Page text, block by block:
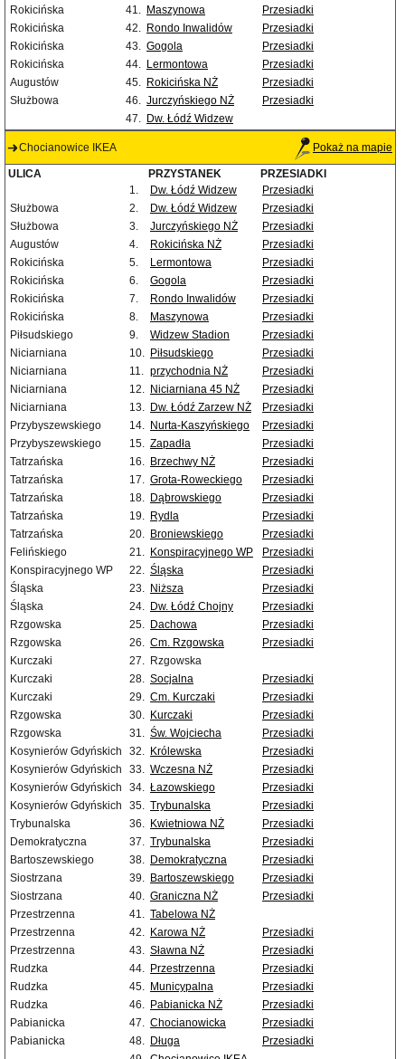
Rokicińska
41. Maszynowa
Przesiadki
Rokicińska
42. Rondo Inwalidów
Przesiadki
Rokicińska
43. Gogola
Przesiadki
Rokicińska
44. Lermontowa
Przesiadki
Augustów
45. Rokicińska NŻ
Przesiadki
Służbowa
46. Jurczyńskiego NŻ
Przesiadki
47. Dw. Łódź Widzew
Chocianowice IKEA Pokaż na mapie
ULICA PRZYSTANEK
PRZESIADKI
1.
Dw. Łódź Widzew
Przesiadki
Służbowa
2. Dw. Łódź Widzew
Przesiadki
Służbowa
3. Jurczyńskiego NŻ
Przesiadki
Augustów
4. Rokicińska NŻ
Przesiadki
Rokicińska
5. Lermontowa
Przesiadki
Rokicińska
6. Gogola
Przesiadki
Rokicińska
7. Rondo Inwalidów
Przesiadki
Rokicińska
8. Maszynowa
Przesiadki
Piłsudskiego
9. Widzew Stadion
Przesiadki
Niciarniana
10. Piłsudskiego
Przesiadki
Niciarniana
11. przychodnia NŻ
Przesiadki
Niciarniana
12. Niciarniana 45 NŻ
Przesiadki
Niciarniana
13. Dw. Łódź Zarzew NŻ
Przesiadki
Przybyszewskiego
14. Nurta-Kaszyńskiego
Przesiadki
Przybyszewskiego
15. Zapadła
Przesiadki
Tatrzańska
16. Brzechwy NŻ
Przesiadki
Tatrzańska
17. Grota-Roweckiego
Przesiadki
Tatrzańska
18. Dąbrowskiego
Przesiadki
Tatrzańska
19. Rydla
Przesiadki
Tatrzańska
20. Broniewskiego
Przesiadki
Felińskiego
21. Konspiracyjnego WP
Przesiadki
Konspiracyjnego WP
22. Śląska
Przesiadki
Śląska
23. Niższa
Przesiadki
Śląska
24. Dw. Łódź Chojny
Przesiadki
Rzgowska
25. Dachowa
Przesiadki
Rzgowska
26. Cm. Rzgowska
Przesiadki
Kurczaki
27. Rzgowska
Kurczaki
28. Socjalna
Przesiadki
Kurczaki
29. Cm. Kurczaki
Przesiadki
Rzgowska
30. Kurczaki
Przesiadki
Rzgowska
31. Św. Wojciecha
Przesiadki
Kosynierów Gdyńskich
32. Królewska
Przesiadki
Kosynierów Gdyńskich
33. Wczesna NŻ
Przesiadki
Kosynierów Gdyńskich
34. Łazowskiego
Przesiadki
Kosynierów Gdyńskich
35. Trybunalska
Przesiadki
Trybunalska
36. Kwietniowa NŻ
Przesiadki
Demokratyczna
37. Trybunalska
Przesiadki
Bartoszewskiego
38. Demokratyczna
Przesiadki
Siostrzana
39. Bartoszewskiego
Przesiadki
Siostrzana
40. Graniczna NŻ
Przesiadki
Przestrzenna
41. Tabelowa NŻ
Przestrzenna
42. Karowa NŻ
Przesiadki
Przestrzenna
43. Sławna NŻ
Przesiadki
Rudzka
44. Przestrzenna
Przesiadki
Rudzka
45. Municypalna
Przesiadki
Rudzka
46. Pabianicka NŻ
Przesiadki
Pabianicka
47. Chocianowicka
Przesiadki
Pabianicka
48. Długa
Przesiadki